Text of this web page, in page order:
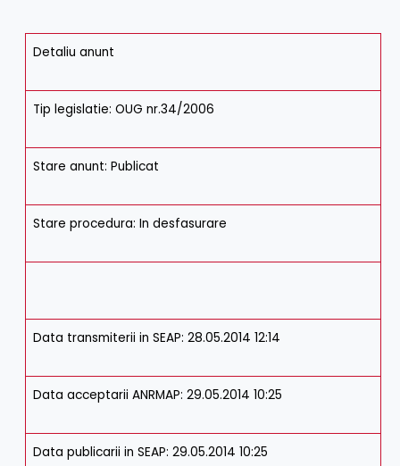
Detaliu anunt
Tip legislatie: OUG nr.34/2006
Stare anunt: Publicat
Stare procedura: In desfasurare
Data transmiterii in SEAP: 28.05.2014 12:14
Data acceptarii ANRMAP: 29.05.2014 10:25
Data publicarii in SEAP: 29.05.2014 10:25